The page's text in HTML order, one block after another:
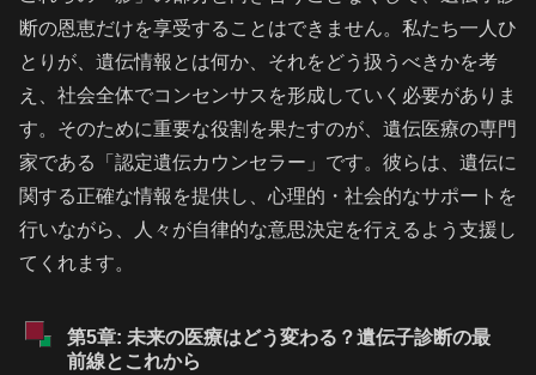
断の恩恵だけを享受することはできません。私たち一人ひ
とりが、遺伝情報とは何か、それをどう扱うべきかを考
え、社会全体でコンセンサスを形成していく必要がありま
す。そのために重要な役割を果たすのが、遺伝医療の専門
家である「認定遺伝カウンセラー」です。彼らは、遺伝に
関する正確な情報を提供し、心理的・社会的なサポートを
行いながら、人々が自律的な意思決定を行えるよう支援し
てくれます。
第5章: 未来の医療はどう変わる？遺伝子診断の最
前線とこれから